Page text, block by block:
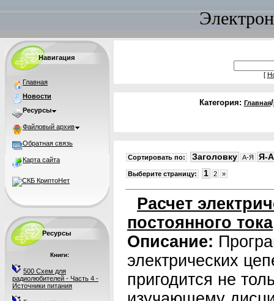
Навигация
Главная
Новости
Ресурсы
Файловый архив
Обратная связь
Карта сайта
Ресурсы
Книги:
500 Схем для
радиолюбителей - Часть 4 -
Источники питания
[
Категория: Главная/
Сортировать по: Заголовку A-Я Я-A
Выберите страницу: 1 2 »
Расчет
постоянного тока
Описание:
электрических
пригодится не